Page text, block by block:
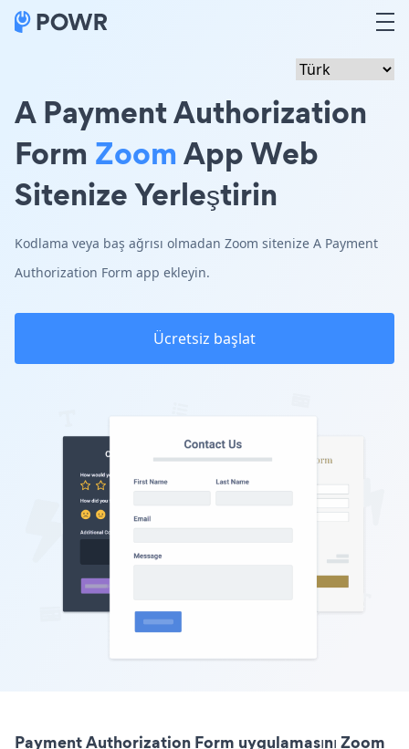
A Payment Authorization
Form ZoomApp Web
Sitenize Yerleştirin
Kodlama veya baş ağrısı olmadan Zoom sitenize A Payment
Authorization Form app ekleyin.
Ücretsiz başlat
Payment Authorization Form uygulamasını Zoom